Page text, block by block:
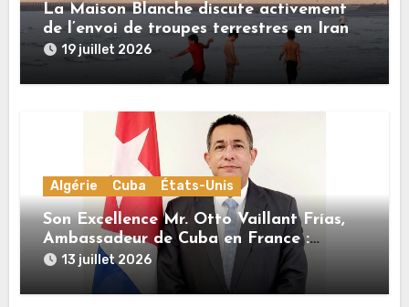
La Maison Blanche discute activement
de l’envoi de troupes terrestres en Iran
19 juillet 2026
Algérie Cuba États-Unis
Son Excellence Mr. Otto Vaillant Frías,
Ambassadeur de Cuba en France :
« Cuba et l’Algérie sont unies par une
histoire commune de lutte pour
l’indépendance, la dignité et la justice
13 juillet 2026